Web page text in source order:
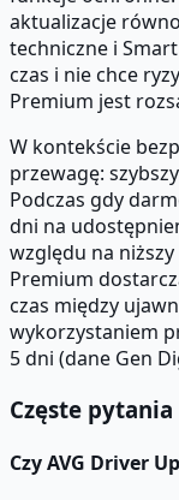
aktualizacje
techniczne i
czas i nie chce
Premium jest
W kontekście
przewagę:
Podczas gdy
dni na
względu na
Premium
czas między
wykorzystaniem
5 dni (dane Gen
Częste pytania
Czy AVG Driver